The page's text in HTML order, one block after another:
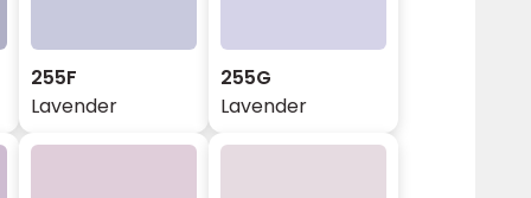
255F
Lavender
255G
Lavender